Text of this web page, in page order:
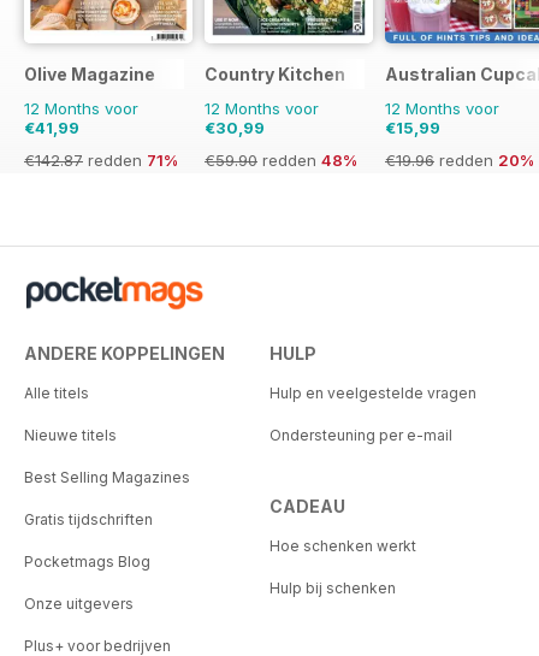
Olive Magazine
12 Months voor
€41,99
€142.87 redden 71%
Country Kitchen
12 Months voor
€30,99
€59.90 redden 48%
Australian
12 Months voor
€15,99
€19.96 redden 20%
ANDERE KOPPELINGEN
Alle titels
Nieuwe titels
Best Selling Magazines
Gratis tijdschriften
Pocketmags Blog
Onze uitgevers
Plus+ voor bedrijven
HULP
Hulp en veelgestelde vragen
Ondersteuning per e-mail
CADEAU
Hoe schenken werkt
Hulp bij schenken